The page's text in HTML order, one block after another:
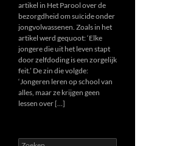
artikel in Het Parool over de
bezorgdheid om suïcide onder
jongvolwassenen. Zoals in het
artikel werd gequoot: ‘Elke
jongere die uit het leven stapt
door zelfdoding is een zorgelijk
feit.’ De zin die volgde:
‘Jongeren leren op school van
alles, maar ze krijgen geen
lessen over […]
Zoeken